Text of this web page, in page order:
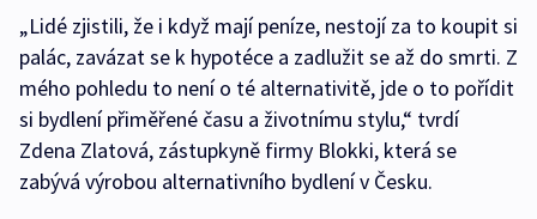
„Lidé zjistili, že i když mají peníze, nestojí za to koupit si
palác, zavázat se k hypotéce a zadlužit se až do smrti. Z
mého pohledu to není o té alternativitě, jde o to pořídit
si bydlení přiměřené času a životnímu stylu,“ tvrdí
Zdena Zlatová, zástupkyně firmy Blokki, která se
zabývá výrobou alternativního bydlení v Česku.